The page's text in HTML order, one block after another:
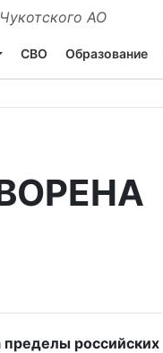
АО
СВО Образование
пределы российских